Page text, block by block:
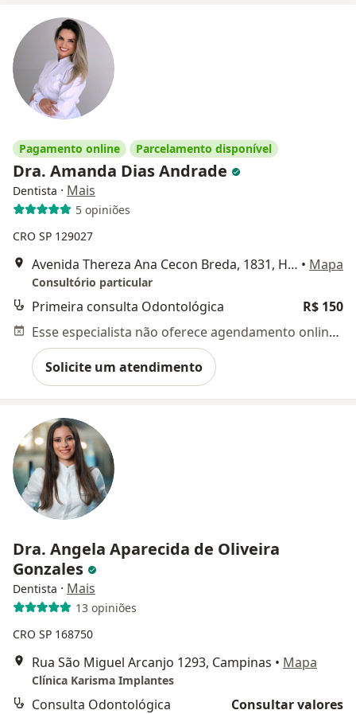
Pagamento online Parcelamento disponível
Dra. Amanda Dias Andrade
Dentista · Mais
5 opiniões
CRO SP 129027
Avenida Thereza Ana Cecon Breda, 1831, Hortolândia • Mapa
Consultório particular
Primeira consulta Odontológica
R$ 150
Esse especialista não oferece agendamento online para esse endereço.
Solicite um atendimento
Dra. Angela Aparecida de Oliveira
Gonzales
Dentista · Mais
13 opiniões
CRO SP 168750
Rua São Miguel Arcanjo 1293, Campinas • Mapa
Clínica Karisma Implantes
Consulta Odontológica
Consultar valores